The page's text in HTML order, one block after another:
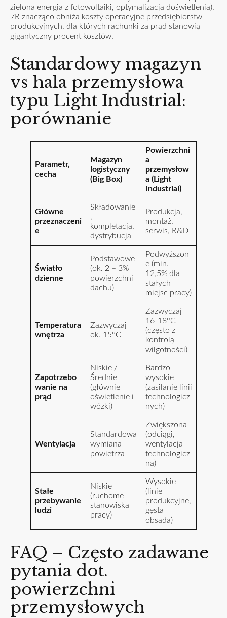
zielona energia z fotowoltaiki, optymalizacja doświetlenia),
7R znacząco obniża koszty operacyjne przedsiębiorstw
produkcyjnych, dla których rachunki za prąd stanowią
gigantyczny procent kosztów.
Standardowy magazyn
vs hala przemysłowa
typu Light Industrial:
porównanie
Parametr,
cecha
Magazyn
logistyczny
(Big Box)
Powierzchni
a
przemysłow
a (Light
Industrial)
Główne
przeznaczeni
e
Składowanie
,
kompletacja,
dystrybucja
Produkcja,
montaż,
serwis, R&D
Światło
dzienne
Podstawowe
(ok. 2 – 3%
powierzchni
dachu)
Podwyższon
e (min.
12,5% dla
stałych
miejsc pracy)
Temperatura
wnętrza
Zazwyczaj
ok. 15°C
Zazwyczaj
16-18°C
(często z
kontrolą
wilgotności)
Zapotrzebo
wanie na
prąd
Niskie /
Średnie
(głównie
oświetlenie i
wózki)
Bardzo
wysokie
(zasilanie linii
technologicz
nych)
Wentylacja
Standardowa
wymiana
powietrza
Zwiększona
(odciągi,
wentylacja
technologicz
na)
Stałe
przebywanie
ludzi
Niskie
(ruchome
stanowiska
pracy)
Wysokie
(linie
produkcyjne,
gęsta
obsada)
FAQ – Często zadawane
pytania dot.
powierzchni
przemysłowych